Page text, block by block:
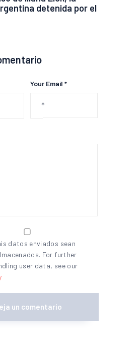
detenida por el
Your Email *
datos enviados sean
For further
user data, see our